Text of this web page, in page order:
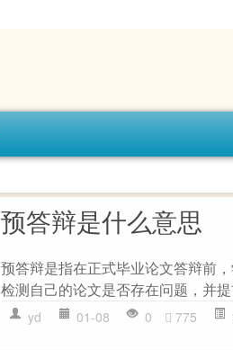
预答辩是什么意思
预答辩是指在正式毕业论文答辩前
检测自己的论文是否存在问题，并
yd 01-08 0 775